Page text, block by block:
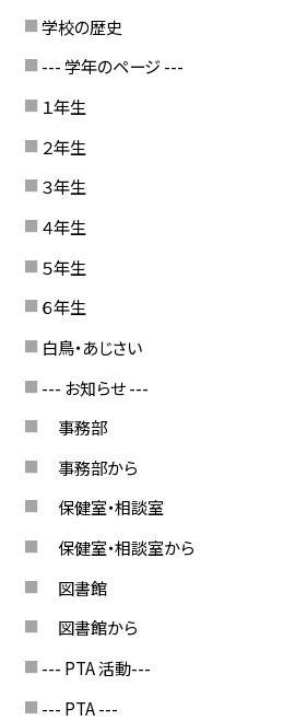
学校の歴史
--- 学年のページ ---
１年生
２年生
３年生
４年生
５年生
６年生
白鳥・あじさい
--- お知らせ ---
事務部
事務部から
保健室・相談室
保健室・相談室から
図書館
図書館から
--- PTA 活動---
--- PTA ---